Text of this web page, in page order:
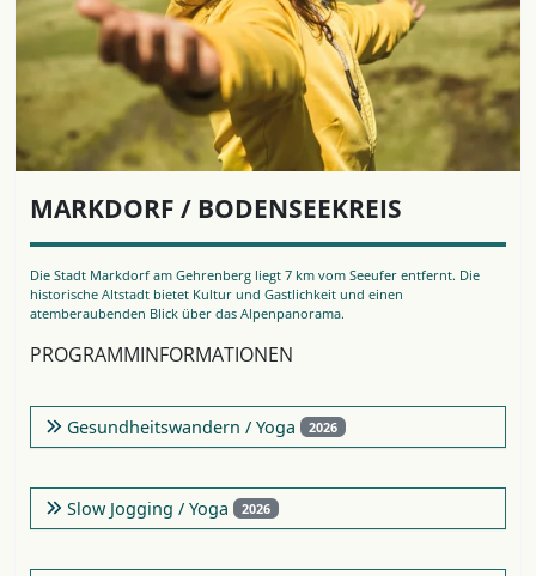
MARKDORF / BODENSEEKREIS
Die Stadt Markdorf am Gehrenberg liegt 7 km vom Seeufer entfernt. Die
historische Altstadt bietet Kultur und Gastlichkeit und einen
atemberaubenden Blick über das Alpenpanorama.
PROGRAMMINFORMATIONEN
Gesundheitswandern / Yoga 2026
Slow Jogging / Yoga 2026